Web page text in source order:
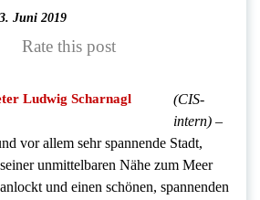
Juni 2019
Rate this post
(CIS-
intern)–
vor allem sehr spannende Stadt,
unmittelbaren Nähe zum Meer
und einen schönen, spannenden